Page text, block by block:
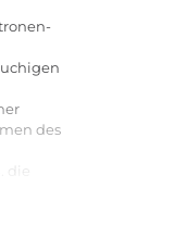
des